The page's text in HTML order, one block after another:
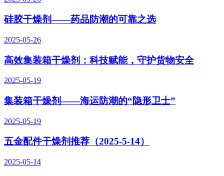
硅胶干燥剂——药品防潮的可靠之选
2025-05-26
高效集装箱干燥剂：科技赋能，守护货物安全
2025-05-19
集装箱干燥剂——海运防潮的“隐形卫士”
2025-05-19
五金配件干燥剂推荐（2025-5-14）
2025-05-14